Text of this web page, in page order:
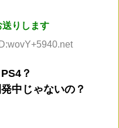
りします
？
中じゃないの？